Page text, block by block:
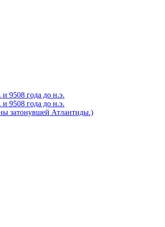
9508 года до н.э.
9508 года до н.э.
затонувшей Атлантиды.)